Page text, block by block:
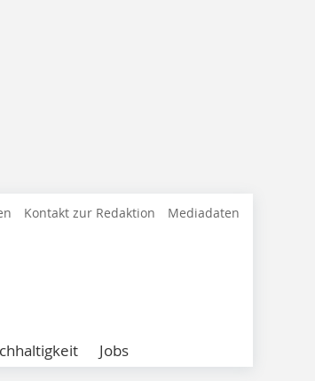
Kontakt zur Redaktion Mediadaten
Jobs